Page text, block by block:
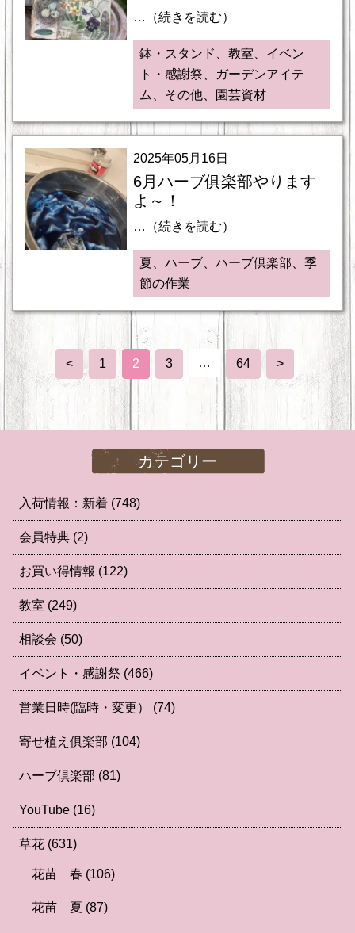
…（続きを読む）
鉢・スタンド、教室、イベン
ト・感謝祭、ガーデンアイテ
ム、その他、園芸資材
2025年05月16日
6月ハーブ俱楽部やります
よ～！
…（続きを読む）
夏、ハーブ、ハーブ倶楽部、季
節の作業
< 1 2 3 … 64 >
カテゴリー
入荷情報：新着 (748)
会員特典 (2)
お買い得情報 (122)
教室 (249)
相談会 (50)
イベント・感謝祭 (466)
営業日時(臨時・変更） (74)
寄せ植え俱楽部 (104)
ハーブ倶楽部 (81)
YouTube (16)
草花 (631)
花苗 春 (106)
花苗 夏 (87)